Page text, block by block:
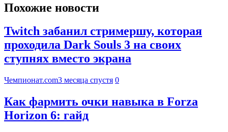
Похожие новости
Twitch забанил стримершу, которая
проходила Dark Souls 3 на своих
ступнях вместо экрана
Чемпионат.com3 месяца спустя 0
Как фармить очки навыка в Forza
Horizon 6: гайд